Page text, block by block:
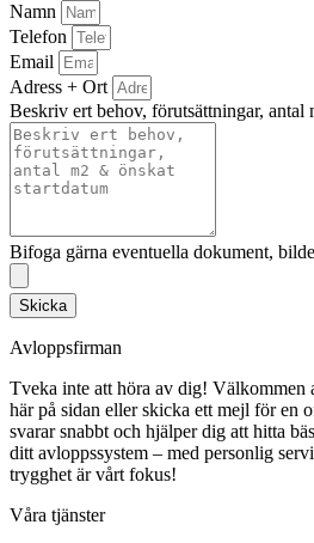
Namn
Telefon
Email
Adress + Ort
Beskriv ert behov, förutsättningar, antal
Bifoga gärna eventuella dokument,
Skicka
Avloppsfirman
Tveka inte att höra av dig!
här på sidan eller skicka ett mejl för en
svarar snabbt och hjälper dig att hitta
ditt avloppssystem – med personlig
trygghet är vårt fokus!
Våra tjänster